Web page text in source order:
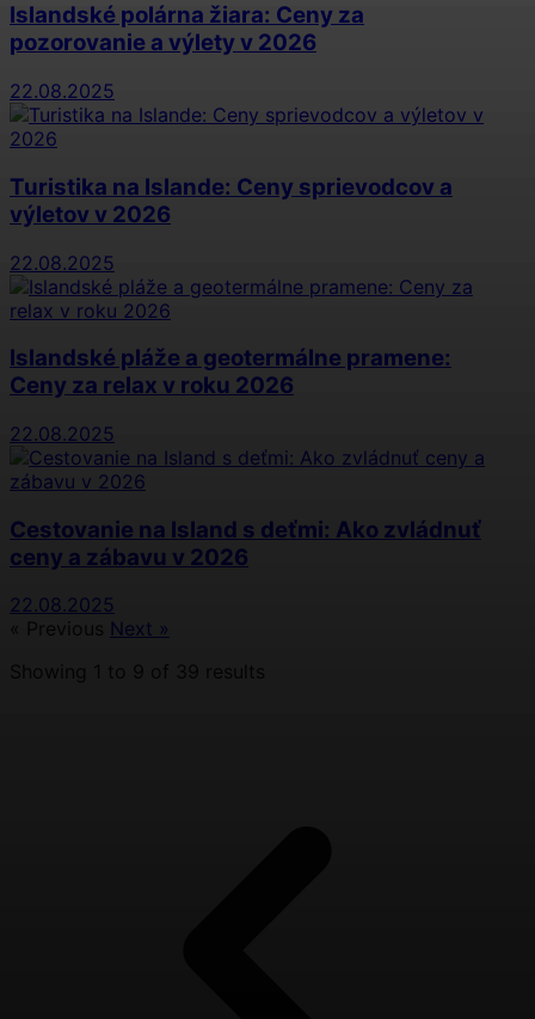
Islandské polárna žiara: Ceny za
pozorovanie a výlety v 2026
22.08.2025
Turistika na Islande: Ceny sprievodcov a
výletov v 2026
22.08.2025
Islandské pláže a geotermálne pramene:
Ceny za relax v roku 2026
22.08.2025
Cestovanie na Island s deťmi: Ako zvládnuť
ceny a zábavu v 2026
22.08.2025
« Previous Next »
Showing 1 to 9 of 39 results